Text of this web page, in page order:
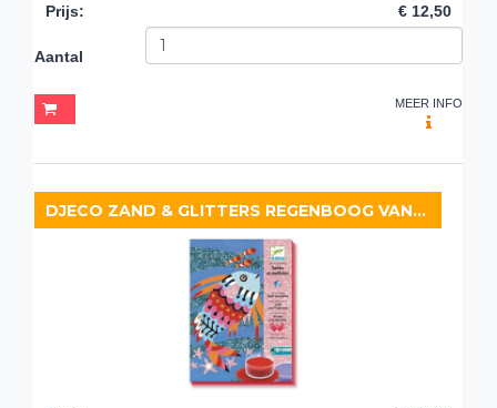
Prijs: € 12,50
Aantal
MEER INFO
DJECO ZAND & GLITTERS REGENBOOG VAN VISSEN